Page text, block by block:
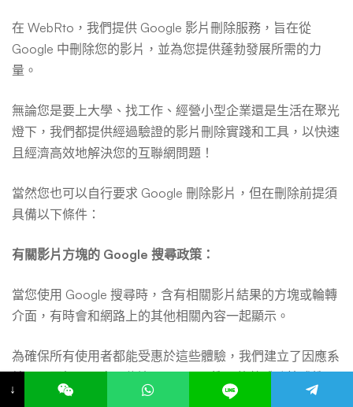
在 WebRto，我們提供 Google 影片刪除服務，旨在從
Google 中刪除您的影片，並為您提供蓬勃發展所需的力
量。
無論您是要上大學、找工作、經營小型企業還是生活在聚光
燈下，我們都提供經過驗證的影片刪除實踐和工具，以快速
且經濟高效地解決您的互聯網問題！
當然您也可以自行要求 Google 刪除影片，但在刪除前提須
具備以下條件：
有關影片方塊的 Google 搜尋政策：
當您使用 Google 搜尋時，含有相關影片結果的方塊或輪轉
介面，有時會和網路上的其他相關內容一起顯示。
為確保所有使用者都能受惠於這些體驗，我們建立了因應系
統，只要相關內容可能違反Google 搜尋的整體政策或搜尋
功能政策，系統就不會顯示這些內容：
↓